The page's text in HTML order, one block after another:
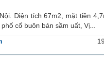
Diện tích 67m2, mặt tiền
cổ buôn bán sầm uất, Vị...